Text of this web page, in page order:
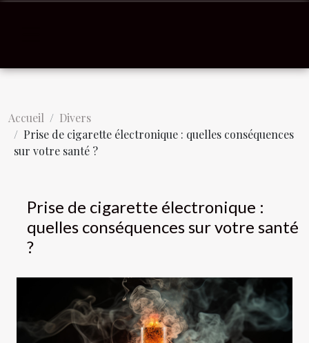
Accueil
Divers
Prise de cigarette électronique : quelles conséquences
sur votre santé ?
Prise de cigarette électronique :
quelles conséquences sur votre santé
?